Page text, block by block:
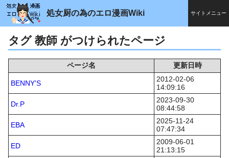
サイトメニュー
処女厨の為のエロ漫画Wiki
タグ 教師 がつけられたページ
ページ名 更新日時
BENNY'S
2012-02-06
14:09:16
Dr.P
2023-09-30
08:44:58
EBA
2025-11-24
07:47:34
ED
2009-06-01
21:13:15